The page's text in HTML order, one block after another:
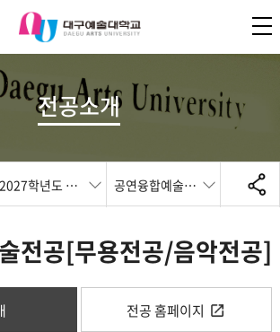
전공소개
2027학년도 전공 공연융합예술전공[무용전공/음악전공]
전공[무용전공/음악전공]
전공 홈페이지